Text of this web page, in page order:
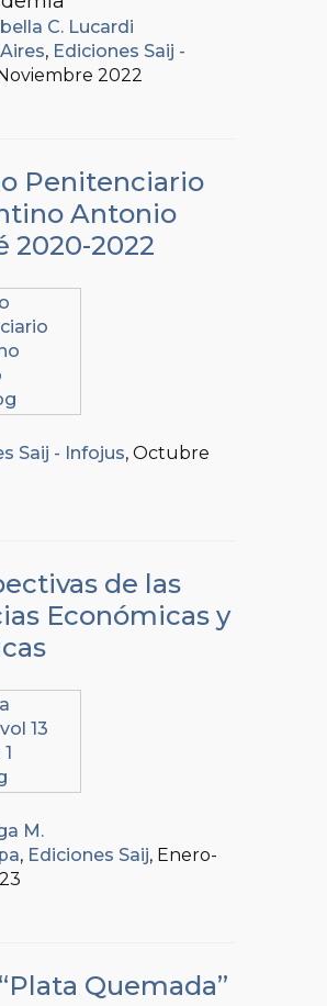
C. Lucardi
, Ediciones Saij -
2022
Penitenciario
Antonio
2020-2022
Saij - Infojus, Octubre
de las
Económicas y
M.
, Ediciones Saij, Enero-
Quemada”